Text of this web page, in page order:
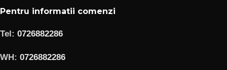
Pentru informatii comenzi
Tel: 0726882286
WH: 0726882286